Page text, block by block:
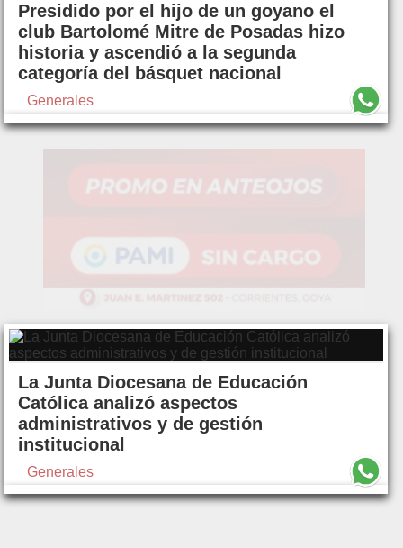
Presidido por el hijo de un goyano el
club Bartolomé Mitre de Posadas hizo
historia y ascendió a la segunda
categoría del básquet nacional
Generales
La Junta Diocesana de Educación
Católica analizó aspectos
administrativos y de gestión
institucional
Generales